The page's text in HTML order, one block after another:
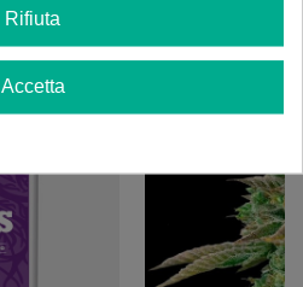
Rifiuta
Accetta